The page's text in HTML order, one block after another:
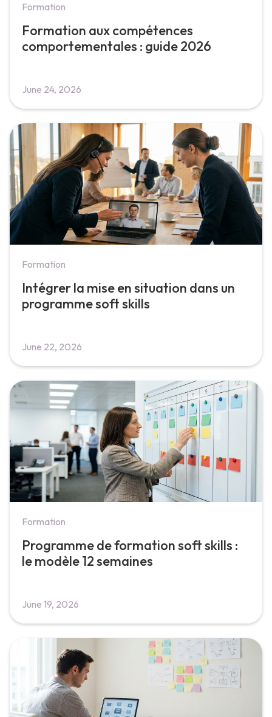
Formation
Formation aux compétences
comportementales : guide 2026
June 24, 2026
Formation
Intégrer la mise en situation dans un
programme soft skills
June 22, 2026
Formation
Programme de formation soft skills :
le modèle 12 semaines
June 19, 2026